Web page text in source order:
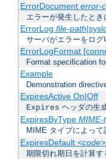
ErrorDocument error-
エラーが発生したと
ErrorLog file-path
サーバがエラーをログ
ErrorLogFormat
Format specification
Example
Demonstration
ExpiresActive On|Off
Expires ヘッダの生
ExpiresByType MIME-
MIME タイプによって
ExpiresDefault
期限切れ期日を計算